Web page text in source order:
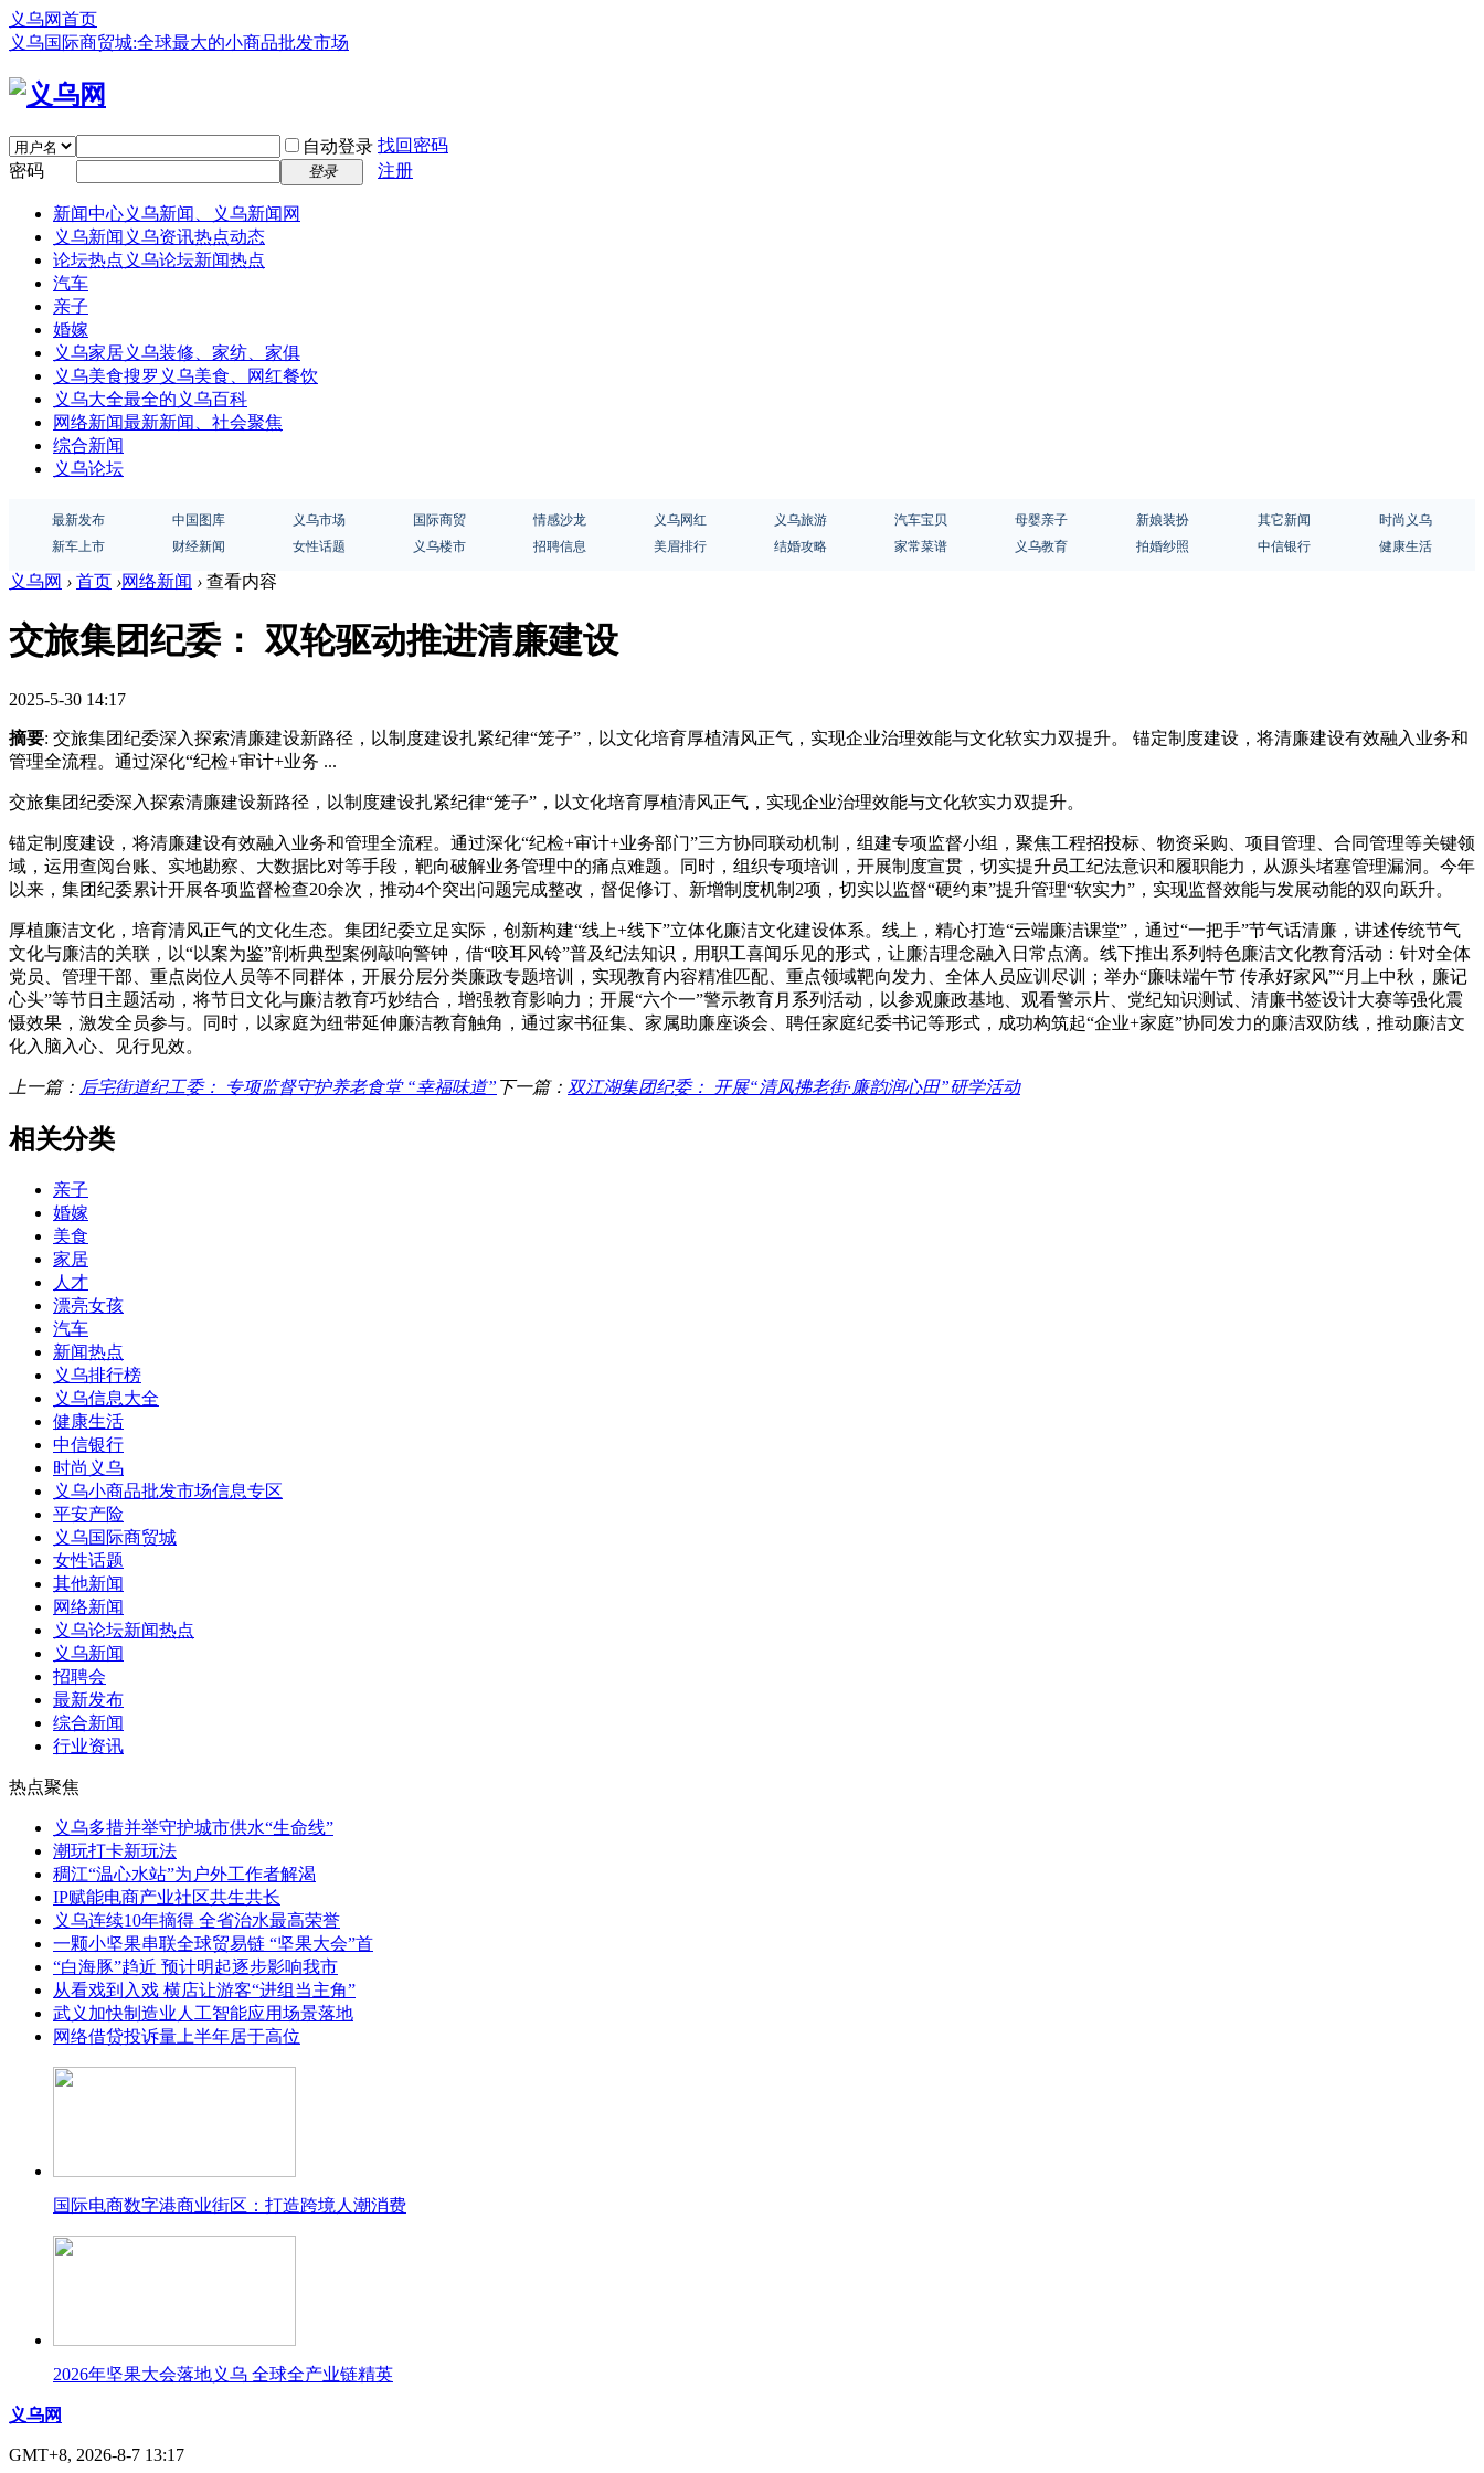
义乌网首页
义乌国际商贸城:全球最大的小商品批发市场
自动登录 找回密码
密码
登录 注册
新闻中心义乌新闻、义乌新闻网
义乌新闻 义乌资讯热点动态
论坛热点 义乌论坛新闻热点
汽车
亲子
婚嫁
义乌家居义乌装修、家纺、家俱
义乌美食搜罗义乌美食、网红餐饮
义乌大全最全的义乌百科
网络新闻最新新闻、社会聚焦
综合新闻
义乌论坛
最新发布 中国图库 义乌市场 国际商贸 情感沙龙 义乌网红 义乌旅游 汽车宝贝 母婴亲子 新娘装扮 其它新闻
时尚义乌
新车上市
财经新闻 女性话题 义乌楼市 招聘信息 美眉排行 结婚攻略 家常菜谱 义乌教育 拍婚纱照 中信银行 健康生活
义乌网 › 首页 ›网络新闻 › 查看内容
交旅集团纪委： 双轮驱动推进清廉建设
2025-5-30 14:17
摘要: 交旅集团纪委深入探索清廉建设新路径，以制度建设扎紧纪律“笼子”，以文化培育厚植清风正气，实现企业治理效能与文化软实力双提升。 锚定制度建设，将清廉建设有效融入业务和
管理全流程。通过深化“纪检+审计+业务 ...
交旅集团纪委深入探索清廉建设新路径，以制度建设扎紧纪律“笼子”，以文化培育厚植清风正气，实现企业治理效能与文化软实力双提升。
锚定制度建设，将清廉建设有效融入业务和管理全流程。通过深化“纪检+审计+业务部门”三方协同联动机制，组建专项监督小组，聚焦工程招投标、物资采购、项目管理、合同管理等关键领
域，运用查阅台账、实地勘察、大数据比对等手段，靶向破解业务管理中的痛点难题。同时，组织专项培训，开展制度宣贯，切实提升员工纪法意识和履职能力，从源头堵塞管理漏洞。今年
以来，集团纪委累计开展各项监督检查20余次，推动4个突出问题完成整改，督促修订、新增制度机制2项，切实以监督“硬约束”提升管理“软实力”，实现监督效能与发展动能的双向跃升。
厚植廉洁文化，培育清风正气的文化生态。集团纪委立足实际，创新构建“线上+线下”立体化廉洁文化建设体系。线上，精心打造“云端廉洁课堂”，通过“一把手”节气话清廉，讲述传统节气
文化与廉洁的关联，以“以案为鉴”剖析典型案例敲响警钟，借“咬耳风铃”普及纪法知识，用职工喜闻乐见的形式，让廉洁理念融入日常点滴。线下推出系列特色廉洁文化教育活动：针对全体
党员、管理干部、重点岗位人员等不同群体，开展分层分类廉政专题培训，实现教育内容精准匹配、重点领域靶向发力、全体人员应训尽训；举办“廉味端午节 传承好家风”“月上中秋，廉记
心头”等节日主题活动，将节日文化与廉洁教育巧妙结合，增强教育影响力；开展“六个一”警示教育月系列活动，以参观廉政基地、观看警示片、党纪知识测试、清廉书签设计大赛等强化震
慑效果，激发全员参与。同时，以家庭为纽带延伸廉洁教育触角，通过家书征集、家属助廉座谈会、聘任家庭纪委书记等形式，成功构筑起“企业+家庭”协同发力的廉洁双防线，推动廉洁文
化入脑入心、见行见效。
上一篇： 后宅街道纪工委： 专项监督守护养老食堂 “幸福味道” 下一篇： 双江湖集团纪委： 开展“清风拂老街·廉韵润心田”研学活动
相关分类
亲子
婚嫁
美食
家居
人才
漂亮女孩
汽车
新闻热点
义乌排行榜
义乌信息大全
健康生活
中信银行
时尚义乌
义乌小商品批发市场信息专区
平安产险
义乌国际商贸城
女性话题
其他新闻
网络新闻
义乌论坛新闻热点
义乌新闻
招聘会
最新发布
综合新闻
行业资讯
热点聚焦
义乌多措并举守护城市供水“生命线”
潮玩打卡新玩法
稠江“温心水站”为户外工作者解渴
IP赋能电商产业社区共生共长
义乌连续10年摘得 全省治水最高荣誉
一颗小坚果串联全球贸易链 “坚果大会”首
“白海豚”趋近 预计明起逐步影响我市
从看戏到入戏 横店让游客“进组当主角”
武义加快制造业人工智能应用场景落地
网络借贷投诉量上半年居于高位
国际电商数字港商业街区：打造跨境人潮消费
2026年坚果大会落地义乌 全球全产业链精英
义乌网
GMT+8, 2026-8-7 13:17